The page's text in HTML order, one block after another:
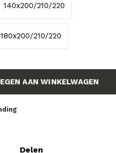
140x200/210/220
180x200/210/220
AAN WINKELWAGEN
Delen